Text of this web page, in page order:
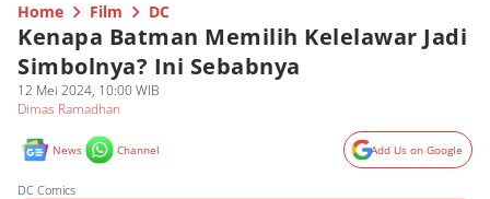
Home Film DC
Kenapa Batman Memilih Kelelawar Jadi
Simbolnya? Ini Sebabnya
12 Mei 2024, 10:00 WIB
Dimas Ramadhan
News Channel Add Us on Google
DC Comics